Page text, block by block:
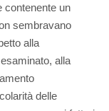
contenente un
sembravano
alla
alla
delle